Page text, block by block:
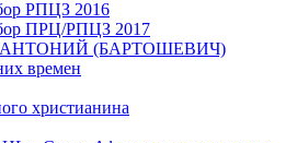
РПЦЗ 2016
ПРЦ/РПЦЗ 2017
(БАРТОШЕВИЧ)
времен
христианина